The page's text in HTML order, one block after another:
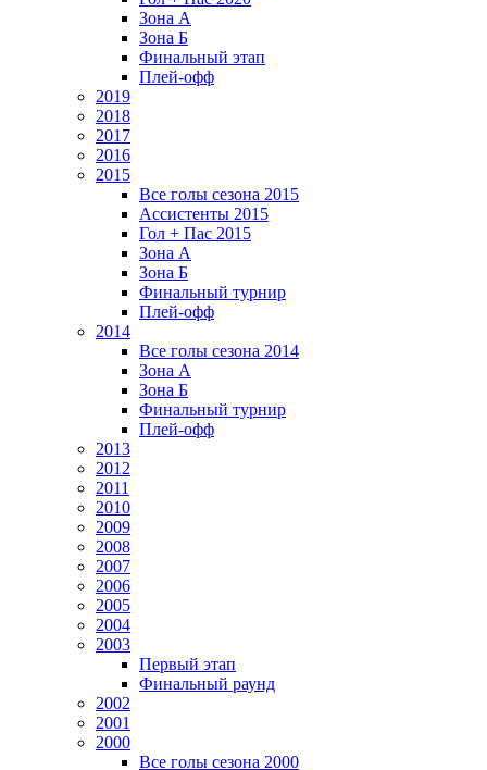
Зона А
Зона Б
Финальный этап
Плей-офф
2019
2018
2017
2016
2015
Все голы сезона 2015
Ассистенты 2015
Гол + Пас 2015
Зона А
Зона Б
Финальный турнир
Плей-офф
2014
Все голы сезона 2014
Зона А
Зона Б
Финальный турнир
Плей-офф
2013
2012
2011
2010
2009
2008
2007
2006
2005
2004
2003
Первый этап
Финальный раунд
2002
2001
2000
Все голы сезона 2000